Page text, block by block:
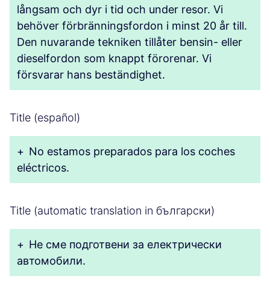
långsam och dyr i tid och under resor. Vi
behöver förbränningsfordon i minst 20 år till.
Den nuvarande tekniken tillåter bensin- eller
dieselfordon som knappt förorenar. Vi
försvarar hans beständighet.
Title (español)
+ No estamos preparados para los coches
eléctricos.
Title (automatic translation in български)
+ Не сме подготвени за електрически
автомобили.